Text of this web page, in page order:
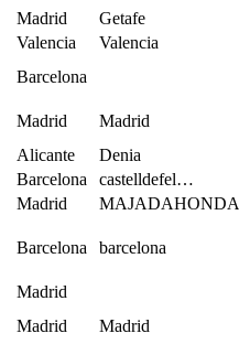
Madrid Getafe
Valencia Valencia
Barcelona
Madrid Madrid
Alicante Denia
Barcelona castelldefel…
Madrid MAJADAHONDA
Barcelona barcelona
Madrid
Madrid Madrid